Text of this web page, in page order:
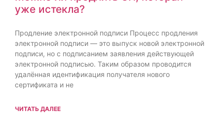
уже истекла?
Продление электронной подписи Процесс продления
электронной подписи — это выпуск новой электронной
подписи, но с подписанием заявления действующей
электронной подписью. Таким образом проводится
удалённая идентификация получателя нового
сертификата и не
ЧИТАТЬ ДАЛЕЕ